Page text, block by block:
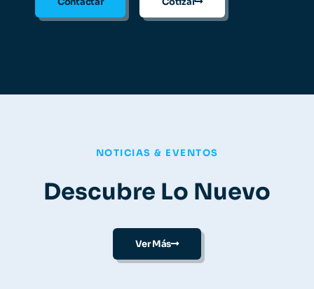
NOTICIAS & EVENTOS
Descubre Lo Nuevo
Ver Más